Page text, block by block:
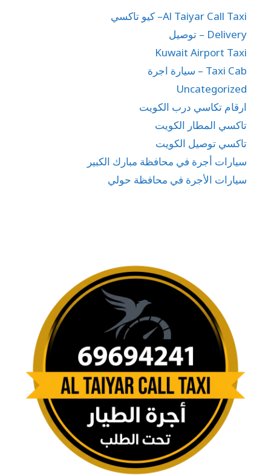
Al Taiyar Call Taxi– كيو تاكسي
Delivery – توصيل
Kuwait Airport Taxi
Taxi Cab – سيارة اجرة
Uncategorized
ارقام تكاسي درب الكويت
تاكسي المطار الكويت
تاكسي توصيل الكويت
سيارات أجرة في محافظة مبارك الكبير
سيارات الأجرة في محافظة حولي